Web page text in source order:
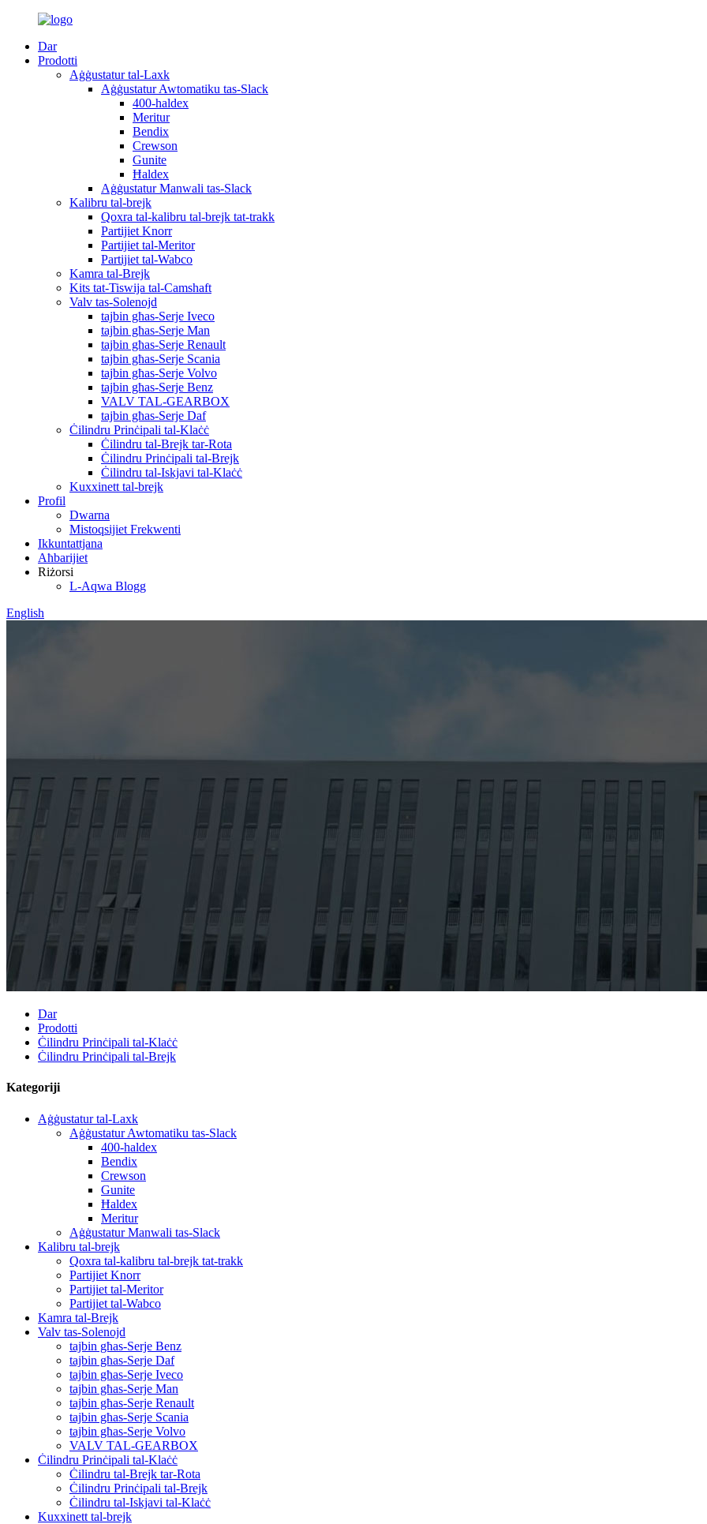
Dar
Prodotti
Aġġustatur tal-Laxk
Aġġustatur Awtomatiku tas-Slack
400-haldex
Meritur
Bendix
Crewson
Gunite
Ħaldex
Aġġustatur Manwali tas-Slack
Kalibru tal-brejk
Qoxra tal-kalibru tal-brejk tat-trakk
Partijiet Knorr
Partijiet tal-Meritor
Partijiet tal-Wabco
Kamra tal-Brejk
Kits tat-Tiswija tal-Camshaft
Valv tas-Solenojd
tajbin għas-Serje Iveco
tajbin għas-Serje Man
tajbin għas-Serje Renault
tajbin għas-Serje Scania
tajbin għas-Serje Volvo
tajbin għas-Serje Benz
VALV TAL-GEARBOX
tajbin għas-Serje Daf
Ċilindru Prinċipali tal-Klaċċ
Ċilindru tal-Brejk tar-Rota
Ċilindru Prinċipali tal-Brejk
Ċilindru tal-Iskjavi tal-Klaċċ
Kuxxinett tal-brejk
Profil
Dwarna
Mistoqsijiet Frekwenti
Ikkuntattjana
Aħbarijiet
Riżorsi
L-Aqwa Blogg
English
Dar
Prodotti
Ċilindru Prinċipali tal-Klaċċ
Ċilindru Prinċipali tal-Brejk
Kategoriji
Aġġustatur tal-Laxk
Aġġustatur Awtomatiku tas-Slack
400-haldex
Bendix
Crewson
Gunite
Ħaldex
Meritur
Aġġustatur Manwali tas-Slack
Kalibru tal-brejk
Qoxra tal-kalibru tal-brejk tat-trakk
Partijiet Knorr
Partijiet tal-Meritor
Partijiet tal-Wabco
Kamra tal-Brejk
Valv tas-Solenojd
tajbin għas-Serje Benz
tajbin għas-Serje Daf
tajbin għas-Serje Iveco
tajbin għas-Serje Man
tajbin għas-Serje Renault
tajbin għas-Serje Scania
tajbin għas-Serje Volvo
VALV TAL-GEARBOX
Ċilindru Prinċipali tal-Klaċċ
Ċilindru tal-Brejk tar-Rota
Ċilindru Prinċipali tal-Brejk
Ċilindru tal-Iskjavi tal-Klaċċ
Kuxxinett tal-brejk